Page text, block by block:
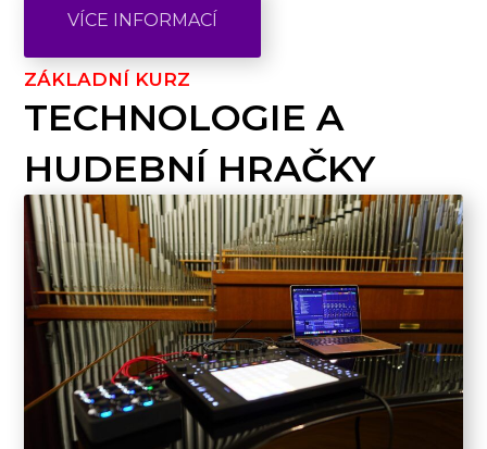
VÍCE INFORMACÍ
ZÁKLADNÍ KURZ
TECHNOLOGIE A
HUDEBNÍ HRAČKY